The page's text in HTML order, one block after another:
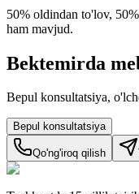
50% oldindan to'lov,
ham mavjud.
Bektemirda
Bepul konsultatsiya,
Bepul konsultatsiya
Qo'ng'iroq qilish